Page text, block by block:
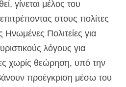
γίνεται μέλος του
στους πολίτες
Ηνωμένες Πολιτείες για
λόγους για
χωρίς θεώρηση, υπό την
προέγκριση μέσω του